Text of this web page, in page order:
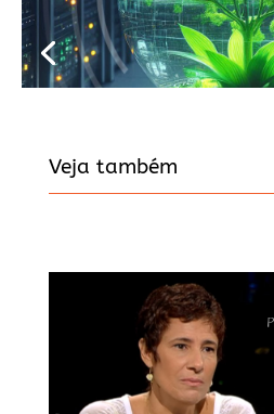
Veja também